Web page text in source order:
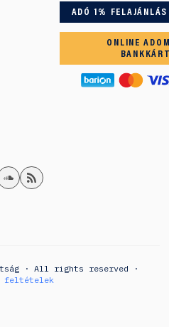
ADÓ 1% FELAJÁNLÁS
ONLINE
· All rights reserved ·
feltételek